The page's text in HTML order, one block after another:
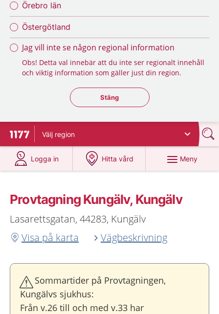
Örebro län
Östergötland
Jag vill inte se någon regional information
Obs! Detta val innebär att du inte ser regionalt innehåll
och viktig information som gäller just din region.
Stäng regionsväljaren
Stäng
Till startsidan för 1177
Välj region
Logga in
på 1177.se
Hitta vård
på 1177.se
Meny
Provtagning Kungälv, Kungälv
Lasarettsgatan, 44283, Kungälv
Visa på karta
Vägbeskrivning
Sommartider på Provtagningen,
Kungälvs sjukhus:
Från v.26 till och med v.33 har